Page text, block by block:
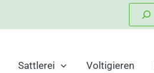
Sattlerei Voltigieren